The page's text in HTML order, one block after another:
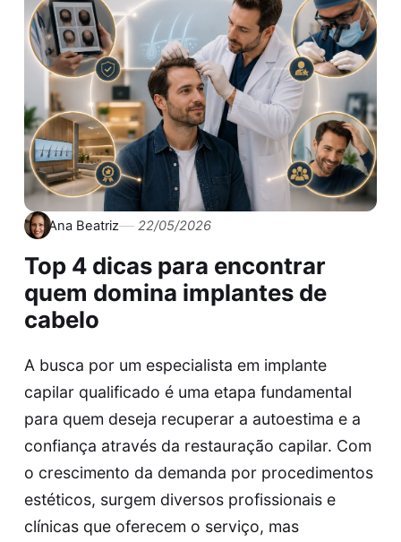
Ana Beatriz 22/05/2026
Top 4 dicas para encontrar
quem domina implantes de
cabelo
A busca por um especialista em implante
capilar qualificado é uma etapa fundamental
para quem deseja recuperar a autoestima e a
confiança através da restauração capilar. Com
o crescimento da demanda por procedimentos
estéticos, surgem diversos profissionais e
clínicas que oferecem o serviço, mas